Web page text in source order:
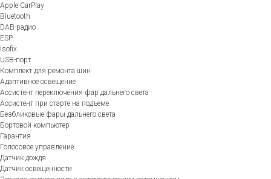
Apple CarPlay
Bluetooth
DAB-радио
ESP
Isofix
USB-порт
Комплект для ремонта шин
Адаптивное освещение
Ассистент переключения фар дальнего света
Ассистент при старте на подъеме
Безбликовые фары дальнего света
Бортовой компьютер
Гарантия
Голосовое управление
Датчик дождя
Датчик освещенности